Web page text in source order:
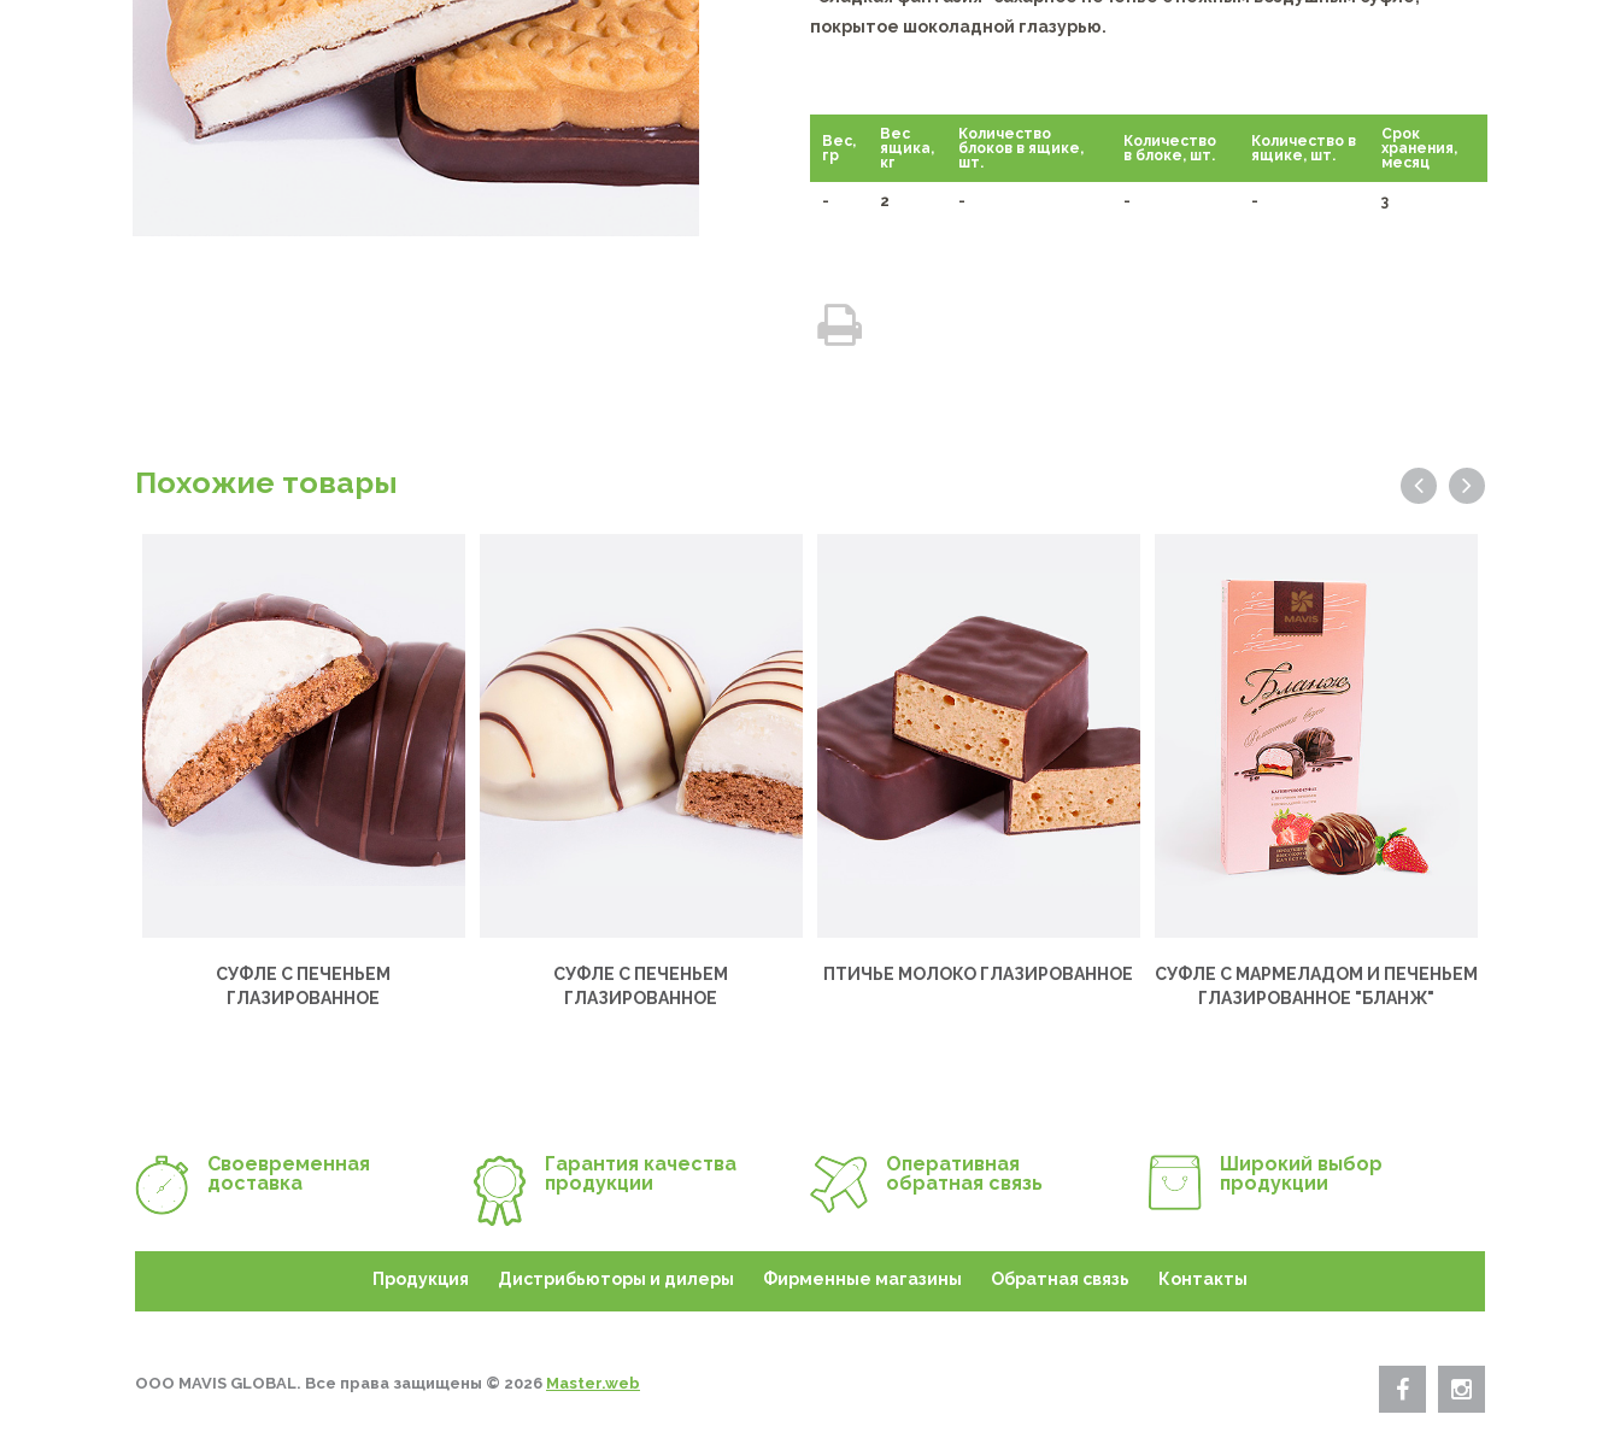
покрытое шоколадной глазурью.
Вес,
гр
Вес
ящика,
кг
Количество
блоков в ящике,
шт.
Количество
в блоке, шт.
Количество в
ящике, шт.
Срок
хранения,
месяц
- 2 - - - 3
Похожие товары
СУФЛЕ С ПЕЧЕНЬЕМ
ГЛАЗИРОВАННОЕ
СУФЛЕ С ПЕЧЕНЬЕМ
ГЛАЗИРОВАННОЕ
ПТИЧЬЕ МОЛОКО ГЛАЗИРОВАННОЕ
СУФЛЕ С МАРМЕЛАДОМ И ПЕЧЕНЬЕМ
ГЛАЗИРОВАННОЕ "БЛАНЖ"
Своевременная
доставка
Гарантия качества
продукции
Оперативная
обратная связь
Широкий выбор
продукции
Продукция Дистрибьюторы и дилеры Фирменные магазины Обратная связь Контакты
ООО MAVIS GLOBAL. Все права защищены © 2026 Master.web